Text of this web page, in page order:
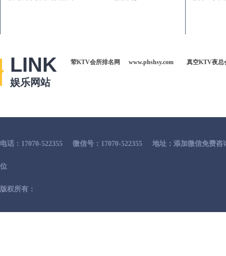
LINK
娱乐网站
荤KTV会所排名网 www.phshsy.com 真空KTV夜总
电话：17070-522355 微信号：17070-522355 地址：添加微信免费咨
位
版权所有：